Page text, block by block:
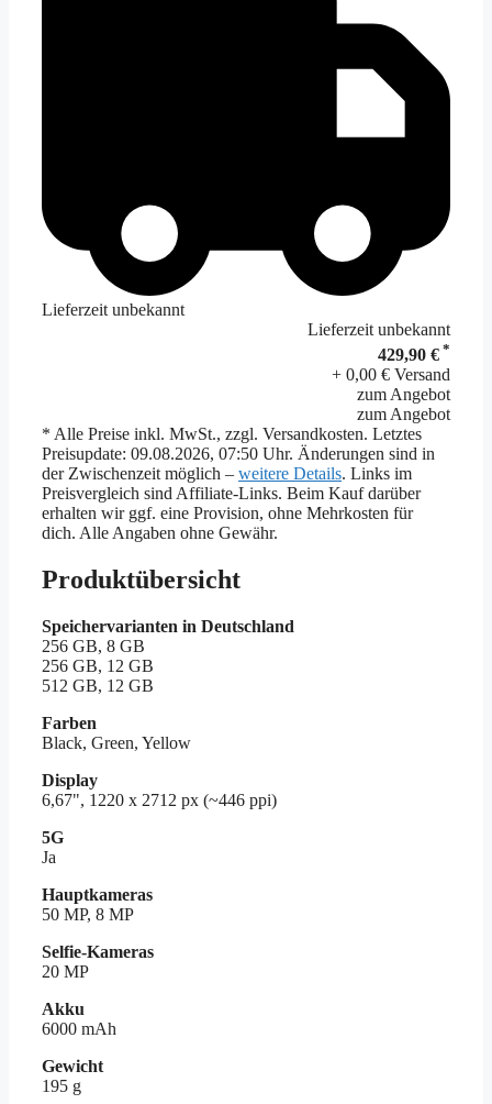
Lieferzeit unbekannt
Lieferzeit unbekannt
429,90 € *
+ 0,00 € Versand
zum Angebot
zum Angebot
* Alle Preise inkl. MwSt., zzgl. Versandkosten. Letztes
Preisupdate: 09.08.2026, 07:50 Uhr. Änderungen sind in
der Zwischenzeit möglich – weitere Details. Links im
Preisvergleich sind Affiliate-Links. Beim Kauf darüber
erhalten wir ggf. eine Provision, ohne Mehrkosten für
dich. Alle Angaben ohne Gewähr.
Produktübersicht
Speichervarianten in Deutschland
256 GB, 8 GB
256 GB, 12 GB
512 GB, 12 GB
Farben
Black, Green, Yellow
Display
6,67", 1220 x 2712 px (~446 ppi)
5G
Ja
Hauptkameras
50 MP, 8 MP
Selfie-Kameras
20 MP
Akku
6000 mAh
Gewicht
195 g